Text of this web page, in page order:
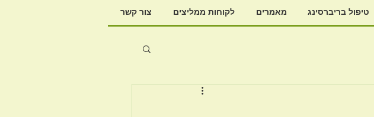
צור קשר לקוחות ממליצים מאמרים טיפול בריברסינג